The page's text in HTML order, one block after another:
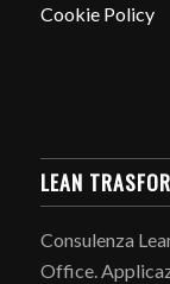
Cookie Policy
LEAN
Consulenza
Office.